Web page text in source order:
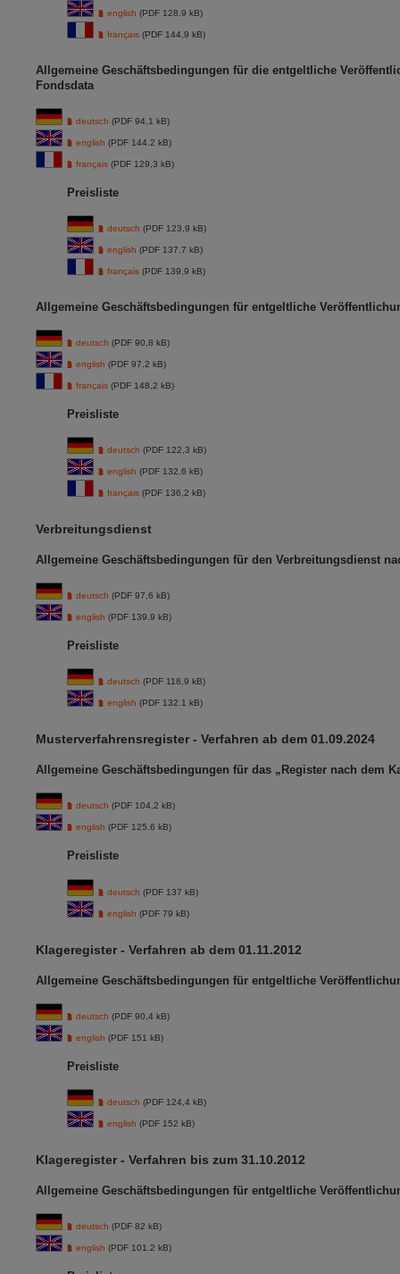
english (PDF 128.9 kB)
français (PDF 144,9 kB)
Allgemeine Geschäftsbedingungen für die entgeltliche
Fondsdata
deutsch (PDF 94,1 kB)
english (PDF 144.2 kB)
français (PDF 129,3 kB)
Preisliste
deutsch (PDF 123,9 kB)
english (PDF 137.7 kB)
français (PDF 139,9 kB)
Allgemeine Geschäftsbedingungen für entgeltliche
deutsch (PDF 90,8 kB)
english (PDF 97.2 kB)
français (PDF 148,2 kB)
Preisliste
deutsch (PDF 122,3 kB)
english (PDF 132.6 kB)
français (PDF 136,2 kB)
Verbreitungsdienst
Allgemeine Geschäftsbedingungen für den Verbreitungsdienst
deutsch (PDF 97,6 kB)
english (PDF 139.9 kB)
Preisliste
deutsch (PDF 118,9 kB)
english (PDF 132.1 kB)
Musterverfahrensregister - Verfahren ab dem 01.09.2024
Allgemeine Geschäftsbedingungen für das „Register nach dem
deutsch (PDF 104,2 kB)
english (PDF 125.6 kB)
Preisliste
deutsch (PDF 137 kB)
english (PDF 79 kB)
Klageregister - Verfahren ab dem 01.11.2012
Allgemeine Geschäftsbedingungen für entgeltliche
deutsch (PDF 90,4 kB)
english (PDF 151 kB)
Preisliste
deutsch (PDF 124,4 kB)
english (PDF 152 kB)
Klageregister - Verfahren bis zum 31.10.2012
Allgemeine Geschäftsbedingungen für entgeltliche
deutsch (PDF 82 kB)
english (PDF 101.2 kB)